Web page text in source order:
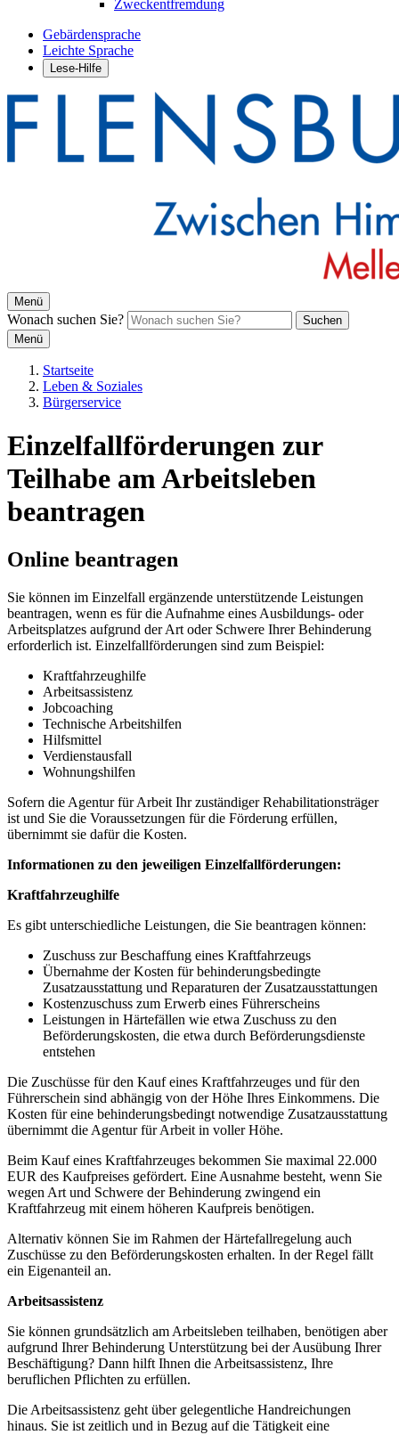
Zweckentfremdung
Gebärdensprache
Leichte Sprache
Lese-Hilfe
Menü
Wonach suchen Sie?
Suchen
Menü
Startseite
Leben & Soziales
Bürgerservice
Einzelfallförderungen zur
Teilhabe am Arbeitsleben
beantragen
Online beantragen
Sie können im Einzelfall ergänzende unterstützende Leistungen
beantragen, wenn es für die Aufnahme eines Ausbildungs- oder
Arbeitsplatzes aufgrund der Art oder Schwere Ihrer Behinderung
erforderlich ist. Einzelfallförderungen sind zum Beispiel:
Kraftfahrzeughilfe
Arbeitsassistenz
Jobcoaching
Technische Arbeitshilfen
Hilfsmittel
Verdienstausfall
Wohnungshilfen
Sofern die Agentur für Arbeit Ihr zuständiger Rehabilitationsträger
ist und Sie die Voraussetzungen für die Förderung erfüllen,
übernimmt sie dafür die Kosten.
Informationen zu den jeweiligen Einzelfallförderungen:
Kraftfahrzeughilfe
Es gibt unterschiedliche Leistungen, die Sie beantragen können:
Zuschuss zur Beschaffung eines Kraftfahrzeugs
Übernahme der Kosten für behinderungsbedingte
Zusatzausstattung und Reparaturen der Zusatzausstattungen
Kostenzuschuss zum Erwerb eines Führerscheins
Leistungen in Härtefällen wie etwa Zuschuss zu den
Beförderungskosten, die etwa durch Beförderungsdienste
entstehen
Die Zuschüsse für den Kauf eines Kraftfahrzeuges und für den
Führerschein sind abhängig von der Höhe Ihres Einkommens. Die
Kosten für eine behinderungsbedingt notwendige Zusatzausstattung
übernimmt die Agentur für Arbeit in voller Höhe.
Beim Kauf eines Kraftfahrzeuges bekommen Sie maximal 22.000
EUR des Kaufpreises gefördert. Eine Ausnahme besteht, wenn Sie
wegen Art und Schwere der Behinderung zwingend ein
Kraftfahrzeug mit einem höheren Kaufpreis benötigen.
Alternativ können Sie im Rahmen der Härtefallregelung auch
Zuschüsse zu den Beförderungskosten erhalten. In der Regel fällt
ein Eigenanteil an.
Arbeitsassistenz
Sie können grundsätzlich am Arbeitsleben teilhaben, benötigen aber
aufgrund Ihrer Behinderung Unterstützung bei der Ausübung Ihrer
Beschäftigung? Dann hilft Ihnen die Arbeitsassistenz, Ihre
beruflichen Pflichten zu erfüllen.
Die Arbeitsassistenz geht über gelegentliche Handreichungen
hinaus. Sie ist zeitlich und in Bezug auf die Tätigkeit eine